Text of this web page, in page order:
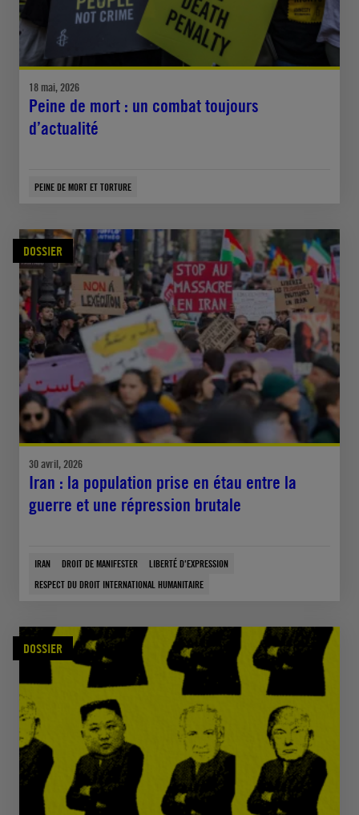
18 mai, 2026
Peine de mort : un combat toujours
d’actualité
PEINE DE MORT ET TORTURE
DOSSIER
30 avril, 2026
Iran : la population prise en étau entre la
guerre et une répression brutale
IRAN DROIT DE MANIFESTER
LIBERTÉ D'EXPRESSION
RESPECT DU DROIT INTERNATIONAL HUMANITAIRE
DOSSIER